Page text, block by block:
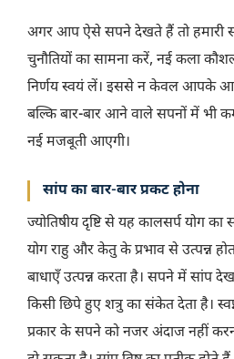
अगर आप ऐसे सपने देखते हैं तो हमारी
चुनौतियों का सामना करें, नई कला
निर्णय स्वयं लें। इससे न केवल आपके
बल्कि बार-बार आने वाले सपनों में भी
नई मजबूती आएगी।
सांप का बार-बार प्रकट होना
ज्योतिषीय दृष्टि से यह कालसर्प योग
योग राहु और केतु के प्रभाव से उत्पन्न
बाधाएँ उत्पन्न करता है। सपने में सांप
किसी छिपे हुए शत्रु का संकेत देता है।
प्रकार के सपने को नजर अंदाज नहीं